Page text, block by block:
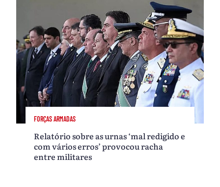
FORÇAS ARMADAS
Relatório sobre as urnas ‘mal redigido e
com vários erros’ provocou racha
entre militares